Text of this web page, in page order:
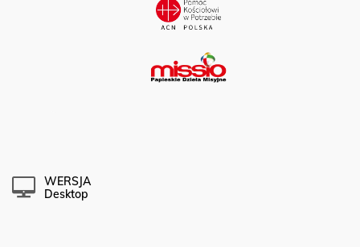
WERSJA
Desktop